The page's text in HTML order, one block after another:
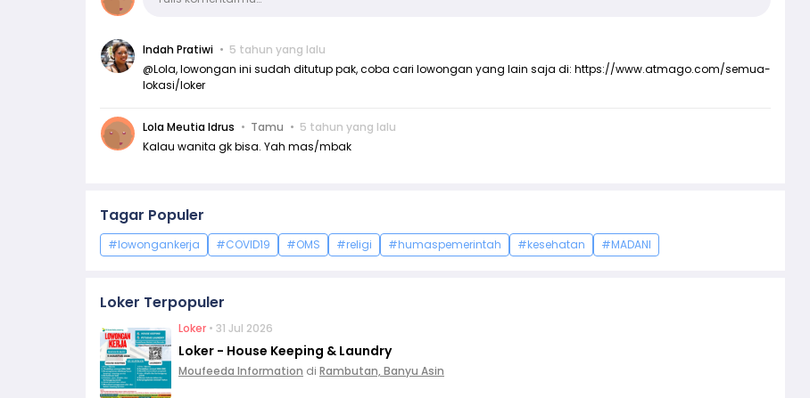
Indah Pratiwi
5 tahun yang lalu
@Lola, lowongan ini sudah ditutup pak, coba cari lowongan yang lain saja di: https://www.atmago.com/semua-
lokasi/loker
Lola Meutia Idrus Tamu
5 tahun yang lalu
Kalau wanita gk bisa. Yah mas/mbak
Tagar Populer
#lowongankerja #COVID19 #OMS #religi #humaspemerintah #kesehatan #MADANI
Loker Terpopuler
Loker • 31 Jul 2026
Loker - House Keeping & Laundry
Moufeeda Information di Rambutan, Banyu Asin